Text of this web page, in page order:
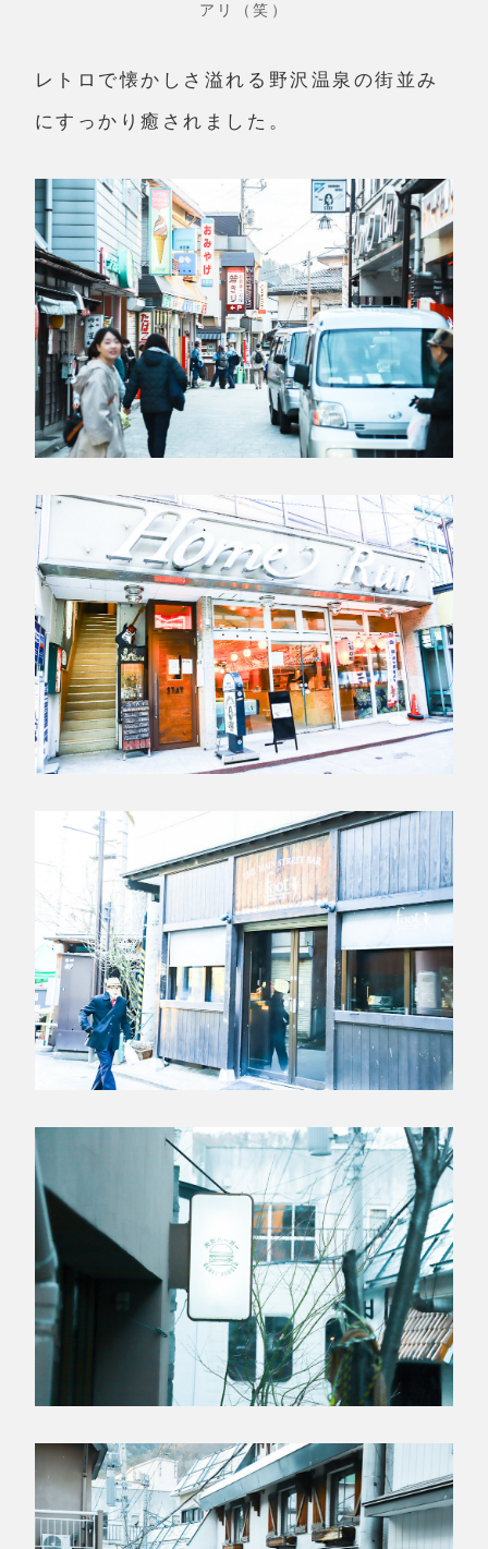
アリ（笑）
レトロで懐かしさ溢れる野沢温泉の街並み
にすっかり癒されました。